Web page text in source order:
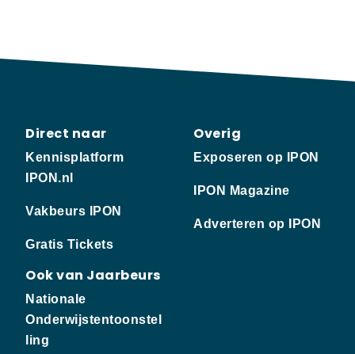
Direct naar
Kennisplatform
IPON.nl
Vakbeurs IPON
Gratis Tickets
Ook van Jaarbeurs
Nationale
Onderwijstentoonstel
ling
Overig
Exposeren op IPON
IPON Magazine
Adverteren op IPON